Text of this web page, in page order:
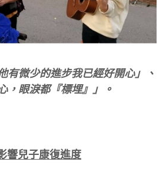
有微少的進步我已經好開心」、
，眼淚都『標埋』」。
兒子康復進度